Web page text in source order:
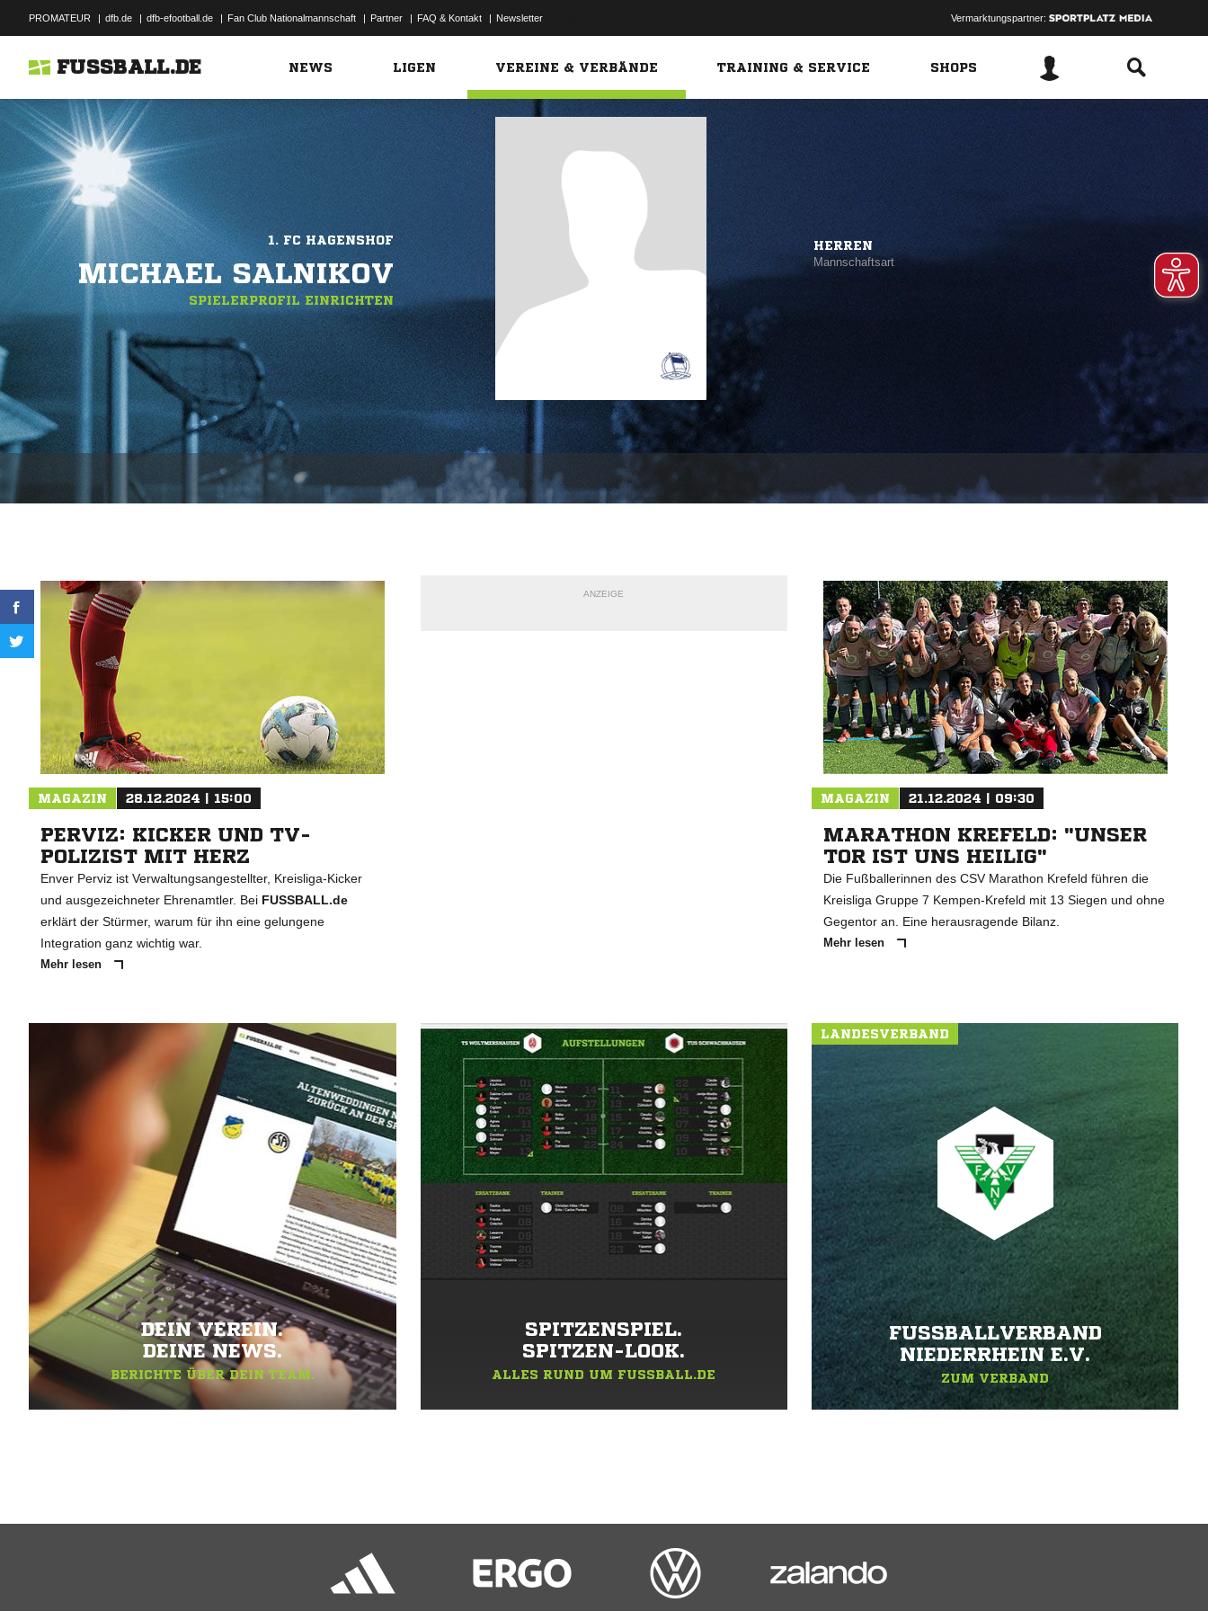
PROMATEUR | dfb.de | dfb-efootball.de | Fan Club Nationalmannschaft | Partner | FAQ & Kontakt | Newsletter Vermarktungspartner:
FUSSBALL.DE NEWS LIGEN VEREINE & VERBÄNDE TRAINING & SERVICE SHOPS
1. FC HAGENSHOF
MICHAEL SALNIKOV
SPIELERPROFIL EINRICHTEN
HERREN
Mannschaftsart
MAGAZIN 28.12.2024 | 15:00
PERVIZ: KICKER UND TV-
POLIZIST MIT HERZ
Enver Perviz ist Verwaltungsangestellter, Kreisliga-Kicker
und ausgezeichneter Ehrenamtler. Bei FUSSBALL.de
erklärt der Stürmer, warum für ihn eine gelungene
Integration ganz wichtig war.
Mehr lesen
ANZEIGE
MAGAZIN 21.12.2024 | 09:30
MARATHON KREFELD: "UNSER
TOR IST UNS HEILIG"
Die Fußballerinnen des CSV Marathon Krefeld führen die
Kreisliga Gruppe 7 Kempen-Krefeld mit 13 Siegen und ohne
Gegentor an. Eine herausragende Bilanz.
Mehr lesen
DEIN VEREIN.
DEINE NEWS.
BERICHTE ÜBER DEIN TEAM.
SPITZENSPIEL.
SPITZEN-LOOK.
ALLES RUND UM FUSSBALL.DE
LANDESVERBAND
FUSSBALLVERBAND N
IEDERRHEIN E.V.
ZUM VERBAND